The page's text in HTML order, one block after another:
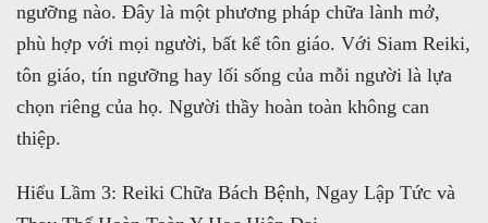
ngưỡng nào. Đây là một phương pháp chữa lành mở,
phù hợp với mọi người, bất kể tôn giáo. Với Siam Reiki,
tôn giáo, tín ngưỡng hay lối sống của mỗi người là lựa
chọn riêng của họ. Người thầy hoàn toàn không can
thiệp.
Hiểu Lầm 3: Reiki Chữa Bách Bệnh, Ngay Lập Tức và